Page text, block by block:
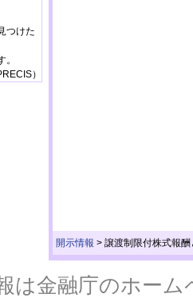
開示情報 > 譲渡制限付株式報
つけた
）
は金融庁のホー